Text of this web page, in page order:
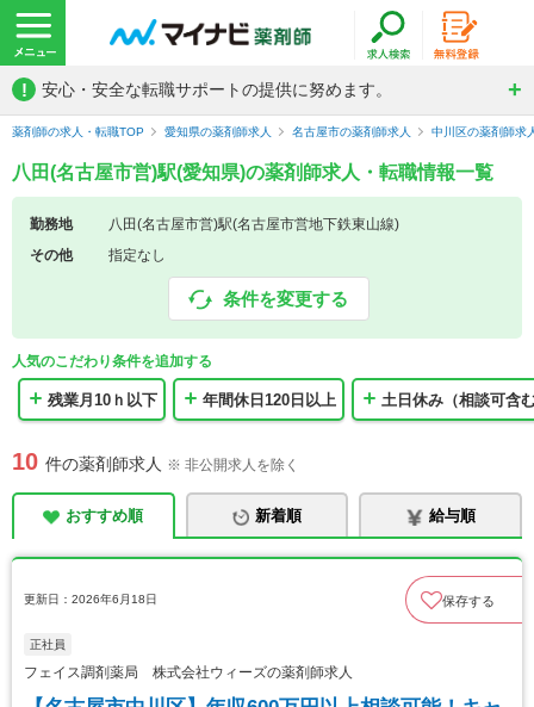
! 安心・安全な転職サポートの提供に努めます。
薬剤師の求人・転職TOP 愛知県の薬剤師求人 名古屋市の薬剤師求人 中川区の薬剤師求
八田(名古屋市営)駅(愛知県)の薬剤師求人・転職情報一覧
勤務地
八田(名古屋市営)駅(名古屋市営地下鉄東山線)
その他
指定なし
条件を変更する
人気のこだわり条件を追加する
残業月10ｈ以下 年間休日120日以上 土日休み（相談可含
10 件の薬剤師求人 ※ 非公開求人を除く
おすすめ順 新着順 給与順
更新日：2026年6月18日 保存する
正社員
フェイス調剤薬局 株式会社ウィーズの薬剤師求人